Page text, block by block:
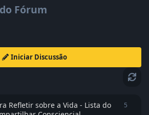
Fórum
Iniciar Discussão
Refletir sobre a Vida - Lista do
5